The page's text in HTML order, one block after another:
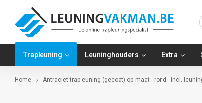
Trapleuning Leuninghouders Extra
Home Antraciet trapleuning (gecoat) op maat - rond - incl.